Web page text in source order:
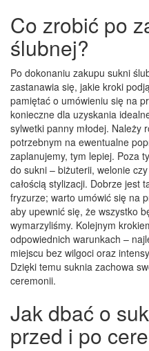
Co zrobić po
ślubnej?
Po dokonaniu zakupu sukni
zastanawia się, jakie kroki
pamiętać o umówieniu się na
konieczne dla uzyskania
sylwetki panny młodej. Należy
potrzebnym na ewentualne
zaplanujemy, tym lepiej. Poza
do sukni – biżuterii, welonie
całością stylizacji. Dobrze jest
fryzurze; warto umówić się na
aby upewnić się, że wszystko
wymarzyliśmy. Kolejnym
odpowiednich warunkach –
miejscu bez wilgoci oraz
Dzięki temu suknia zachowa
ceremonii.
Jak dbać o
przed i po